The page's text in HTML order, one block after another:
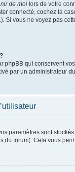
de moi lors de votre
connecté, cochez la
Si vous ne voyez pas
phpBB qui conservent
par un administrateur
paramètres sont
du forum). Cela vous